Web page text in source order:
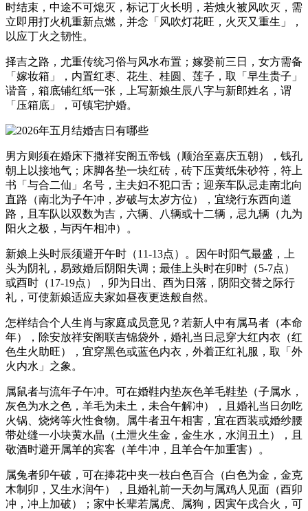
时结束，中途不可熄灭，标记丁火长明，若烛火被风吹灭，需
立即用打火机重新点燃，并念「风吹灯花旺，火灭又重生」，
以应丁火之韧性。
择吉之路，尤重传统习俗与风水布置；嫁娶前三日，女方需备
「嫁妆箱」，内置红枣、花生、桂圆、莲子，取「早生贵子」
谐音，箱底铺红纸一张，上写新娘生辰八字与新郎姓名，谓
「压箱底」，可镇宅护婚。
男方则须在婚床下撒祥安阁五帝钱（顺治至嘉庆五朝），钱孔
朝上以接地气；床脚各垫一块红砖，砖下压黄纸朱砂符，符上
书「与合二仙」名号，主夫妇不犯口舌；迎亲车队忌走南北向
直路（南北为子午冲，岁破与太岁方位），宜绕行东西向道
路，且车队以双数为吉，六辆、八辆或十二辆，忌九辆（九为
阳火之极，与丙午相冲）。
新娘上头时辰须避开午时（11-13点）。因午时阳气最盛，上
头为阴礼，易致婚后阴阳失调；最佳上头时在卯时（5-7点）
或酉时（17-19点），卯为日出、酉为日落，阴阳交替之际行
礼，可使新娘适应夫家如昼夜更迭般自然。
怎样结合个人生肖与家庭成员意见？若新人中有属马者（本命
年），除安放祥安阁联吉锦袋外，婚礼当日忌穿大红内衣（红
色生火助旺），宜穿黑色或蓝色内衣，外着正红礼服，取「外
火内水」之象。
属鼠者与流年子午冲。可在婚鞋内垫灰色羊毛鞋垫（子属水，
灰色为水之色，羊毛为未土，未合午解冲），且婚礼当日勿吃
火锅、烧烤等火性食物。属牛者丑午相害，宜在西装或婚纱腰
带处缝一小块黄水晶（土泄火生金，金生水，水润丑土），且
敬酒时避开属羊的宾客（羊牛冲，且羊合午加重害）。
属兔者卯午破，可在捧花中夹一枝白色百合（白色为金，金克
木制卯，又生水润午），且婚礼前一天勿与属鸡人见面（酉卯
冲，冲上加破）；家中长辈若属虎、属狗，因寅午戌合火，可